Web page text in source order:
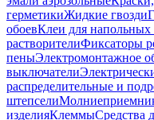
герметикиЖидкие гвозди
обоевКлеи для
растворителиФиксаторы
пеныЭлектромонтажное
выключатели
распределительные и
штепсели
изделияКлеммыСредства